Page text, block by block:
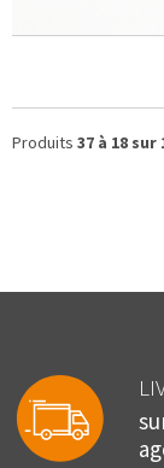
Produits 37 à 18 sur